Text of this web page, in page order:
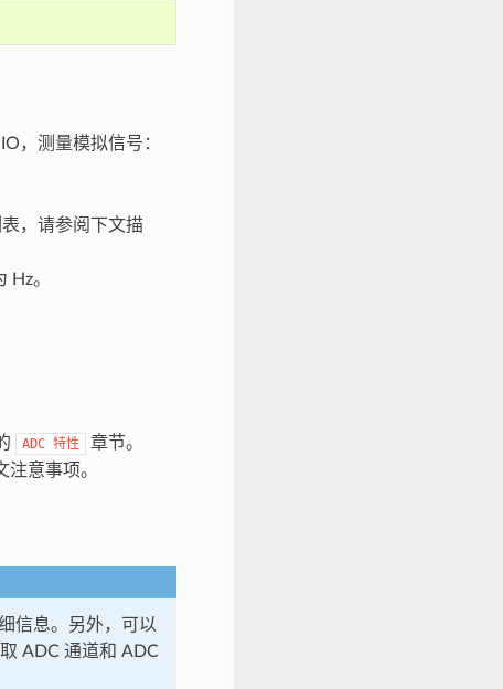
，测量模拟信号：
，请参阅下文描
Hz。
ADC 特性 章节。
意事项。
信息。另外，可以
ADC 通道和 ADC